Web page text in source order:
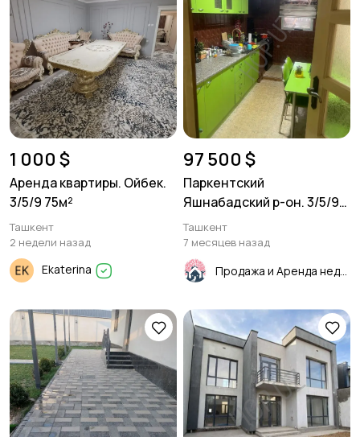
1 000 $
Аренда квартиры. Ойбек.
3/5/9 75м²
Ташкент
2 недели назад
Ekaterina
97 500 $
Паркентский
Яшнабадский р-он. 3/5/9
72м²
Ташкент
7 месяцев назад